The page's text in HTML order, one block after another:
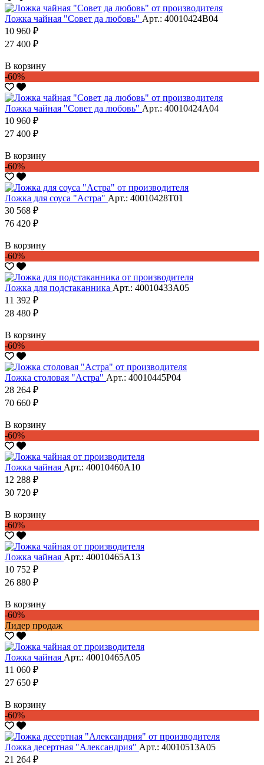
Ложка чайная "Совет да любовь" Арт.: 40010424В04
10 960 ₽
27 400 ₽
В корзину
-60%
Ложка чайная "Совет да любовь" Арт.: 40010424А04
10 960 ₽
27 400 ₽
В корзину
-60%
Ложка для соуса "Астра" Арт.: 40010428Т01
30 568 ₽
76 420 ₽
В корзину
-60%
Ложка для подстаканника Арт.: 40010433А05
11 392 ₽
28 480 ₽
В корзину
-60%
Ложка столовая "Астра" Арт.: 40010445Р04
28 264 ₽
70 660 ₽
В корзину
-60%
Ложка чайная Арт.: 40010460А10
12 288 ₽
30 720 ₽
В корзину
-60%
Ложка чайная Арт.: 40010465А13
10 752 ₽
26 880 ₽
В корзину
-60%
Лидер продаж
Ложка чайная Арт.: 40010465А05
11 060 ₽
27 650 ₽
В корзину
-60%
Ложка десертная "Александрия" Арт.: 40010513А05
21 264 ₽